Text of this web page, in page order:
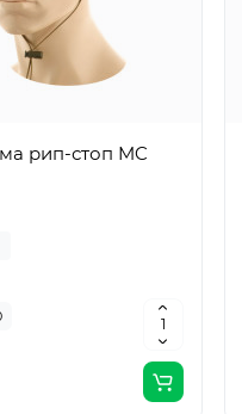
рип-стоп MC